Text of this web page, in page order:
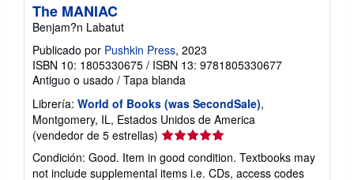
The MANIAC
Benjam?n Labatut
Publicado por Pushkin Press, 2023
ISBN 10: 1805330675 / ISBN 13: 9781805330677
Antiguo o usado / Tapa blanda
Librería: World of Books (was SecondSale),
Montgomery, IL, Estados Unidos de America
(vendedor de 5 estrellas) Calificación
vendedor:
Condición: Good. Item in good condition. Textbooks may
not include supplemental items i.e. CDs, access codes